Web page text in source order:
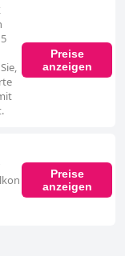
Preise
anzeigen
Preise
anzeigen